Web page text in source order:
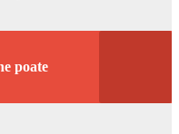
poate